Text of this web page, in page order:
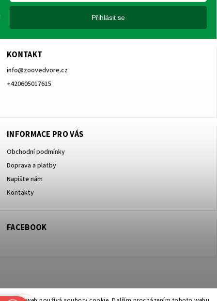
KONTAKT
info@zoovedvore.cz
+420605017615
INFORMACE PRO VÁS
Obchodní podmínky
Doprava a platby
Napište nám
Kontakty
Přihlásit se
FACEBOOK
Copyright 2026 ZOO ve dvoře Praha 5. Všechna práva vyhrazena.